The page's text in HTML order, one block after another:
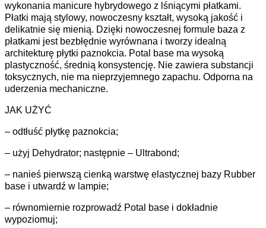
wykonania manicure hybrydowego z lśniącymi płatkami.
Płatki mają stylowy, nowoczesny kształt, wysoką jakość i
delikatnie się mienią. Dzięki nowoczesnej formule baza z
płatkami jest bezbłędnie wyrównana i tworzy idealną
architekturę płytki paznokcia. Potal base ma wysoką
plastyczność, średnią konsystencję. Nie zawiera substancji
toksycznych, nie ma nieprzyjemnego zapachu. Odporna na
uderzenia mechaniczne.
JAK UŻYĆ
– odtłuść płytkę paznokcia;
– użyj Dehydrator; następnie – Ultrabond;
– nanieś pierwszą cienką warstwę elastycznej bazy Rubber
base i utwardź w lampie;
– równomiernie rozprowadź Potal base i dokładnie
wypoziomuj;